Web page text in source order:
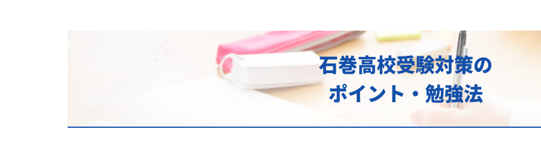
石巻高校合格するには内申点と偏差値両方が必要
石巻高校の所在地・アクセス
石巻高校卒業生の主な大学進学実績
私立大学
石巻高校受験対策の
ポイント・勉強法